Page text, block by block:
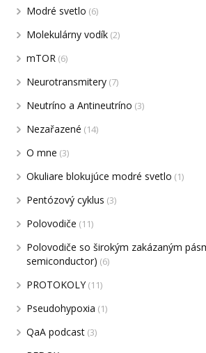
Modré svetlo (6)
Molekulárny vodík (2)
mTOR (6)
Neurotransmitery (7)
Neutríno a Antineutríno (3)
Nezařazené (14)
O mne (3)
Okuliare blokujúce modré svetlo (1)
Pentózový cyklus (3)
Polovodiče (11)
Polovodiče so širokým zakázaným
semiconductor) (6)
PROTOKOLY(11)
Pseudohypoxia (1)
QaA podcast (3)